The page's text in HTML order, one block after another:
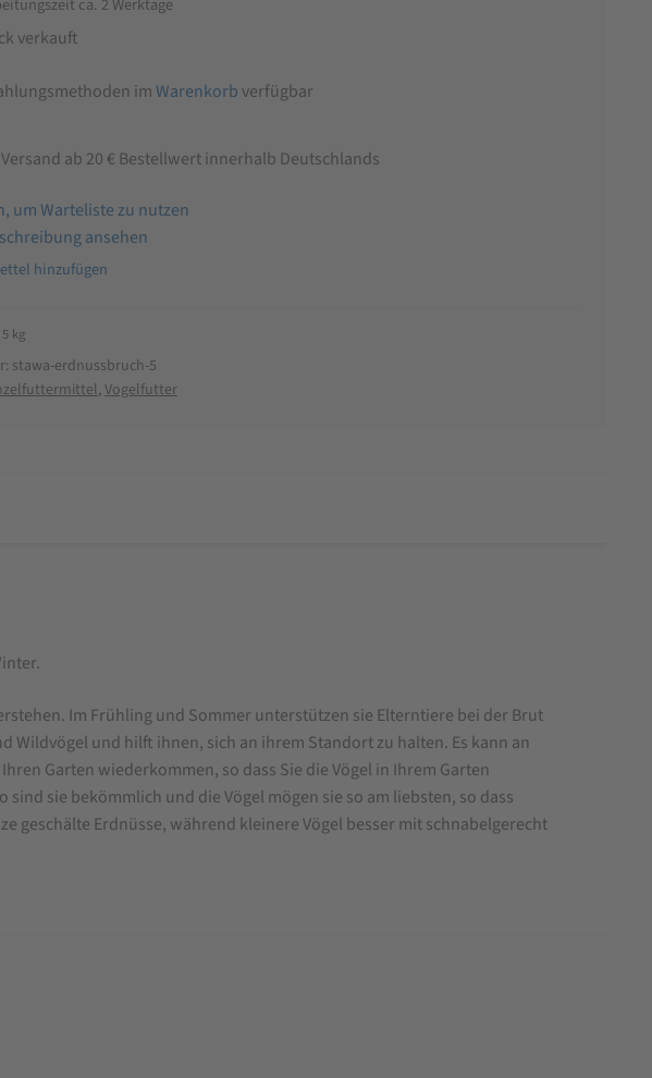
ca. 2 Werktage
verkauft
imWarenkorb verfügbar
ab 20 € Bestellwert innerhalb Deutschlands
um Warteliste zu nutzen
ansehen
kg
stawa-erdnussbruch-5
,Vogelfutter
Im Frühling und Sommer unterstützen sie Elterntiere bei der Brut
Wildvögel und hilft ihnen, sich an ihrem Standort zu halten. Es kann an
Garten wiederkommen, so dass Sie die Vögel in Ihrem Garten
sie bekömmlich und die Vögel mögen sie so am liebsten, so dass
geschälte Erdnüsse, während kleinere Vögel besser mit schnabelgerecht